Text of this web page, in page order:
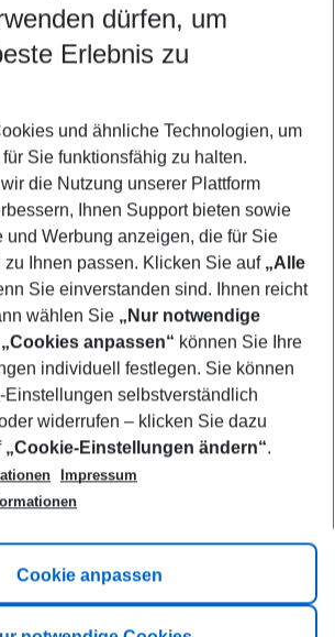
which suits your best
airport
range
08/27 5-8 nights
No children
Show more filter
dürfen, um
Erlebnis zu
und ähnliche Technologien, um
Sie funktionsfähig zu halten.
die Nutzung unserer Plattform
Ihnen Support bieten sowie
und Werbung anzeigen, die für Sie
zu Ihnen passen. Klicken Sie auf „Alle
Sie einverstanden sind. Ihnen reicht
wählen Sie „Nur notwendige
„Cookies anpassen“ können Sie Ihre
individuell festlegen. Sie können
Einstellungen selbstverständlich
widerrufen – klicken Sie dazu
„Cookie-Einstellungen ändern“.
Impressum
Cookie anpassen